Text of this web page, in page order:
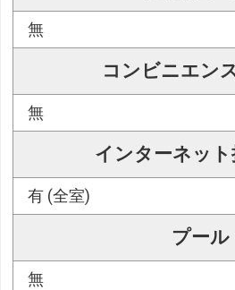
無
コンビニエン
無
インターネット
有 (全室)
プール
無